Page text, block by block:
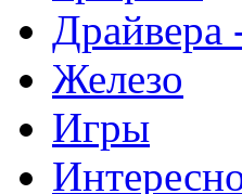
Драйвера
Железо
Игры